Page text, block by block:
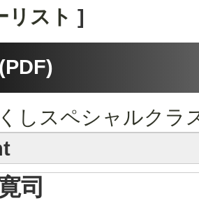
リスト ]
しスペシャルクラ
司